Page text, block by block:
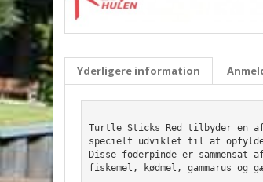
Yderligere information
Turtle Sticks Red tilbyder en
specielt udviklet til at opfylde
Disse foderpinde er
fiskemel, kødmel, gammarus og